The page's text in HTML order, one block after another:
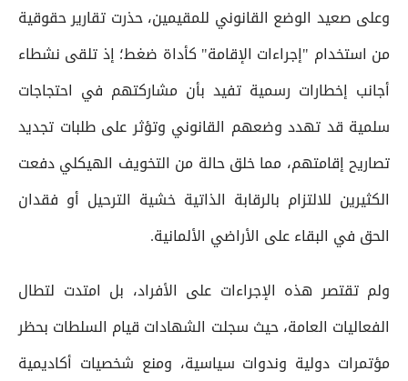
وعلى صعيد الوضع القانوني للمقيمين، حذرت تقارير حقوقية
من استخدام "إجراءات الإقامة" كأداة ضغط؛ إذ تلقى نشطاء
أجانب إخطارات رسمية تفيد بأن مشاركتهم في احتجاجات
سلمية قد تهدد وضعهم القانوني وتؤثر على طلبات تجديد
تصاريح إقامتهم، مما خلق حالة من التخويف الهيكلي دفعت
الكثيرين للالتزام بالرقابة الذاتية خشية الترحيل أو فقدان
الحق في البقاء على الأراضي الألمانية.
ولم تقتصر هذه الإجراءات على الأفراد، بل امتدت لتطال
الفعاليات العامة، حيث سجلت الشهادات قيام السلطات بحظر
مؤتمرات دولية وندوات سياسية، ومنع شخصيات أكاديمية